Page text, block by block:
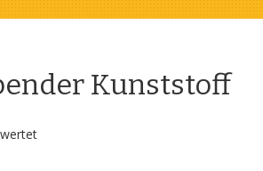
Kunststoff